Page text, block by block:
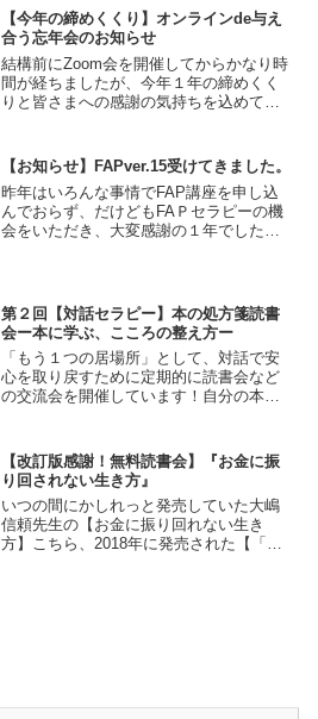
理テクニックや大嶋信頼先生のメソッド
を使って、「本来の自分」...
【今年の締めくくり】オンラインde与え
合う忘年会のお知らせ
結構前にZoom会を開催してからかなり時
間が経ちましたが、今年１年の締めくく
りと皆さまへの感謝の気持ちを込めて
で参加費：無料申込締切：開催時間直前
まで申込...
【お知らせ】FAPver.15受けてきました。
昨年はいろんな事情でFAP講座を申し込
んでおらず、だけどもFAＰセラピーの機
会をいただき、大変感謝の１年でした。
っていました。そし...
第２回【対話セラピー】本の処方箋読書
会ー本に学ぶ、こころの整え方ー
「もう１つの居場所」として、対話で安
心を取り戻すために定期的に読書会など
の交流会を開催しています！自分の本棚
曜日開催にしようかと考えています。12
月も開催します！本が好...
【改訂版感謝！無料読書会】『お金に振
り回されない生き方』
いつの間にかしれっと発売していた大嶋
信頼先生の【お金に振り回れない生き
方】こちら、2018年に発売された【「お